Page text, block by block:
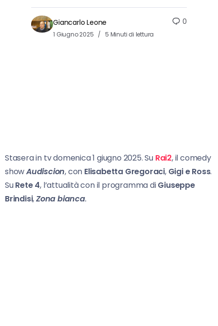
Giancarlo Leone
1 Giugno 2025 5 Minuti di lettura
0
Stasera in tv domenica 1 giugno 2025. Su Rai2, il comedy
showAudiscion, con Elisabetta Gregoraci, Gigi e Ross.
SuRete 4, l’attualità con il programma diGiuseppe
Brindisi,Zonabianca.